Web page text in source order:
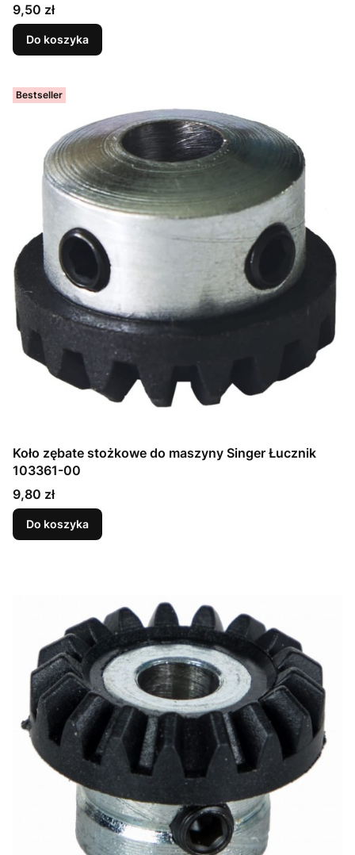
Cena
9,50 zł
Do koszyka
Bestseller
Koło zębate stożkowe do maszyny Singer Łucznik
103361-00
Cena
9,80 zł
Do koszyka